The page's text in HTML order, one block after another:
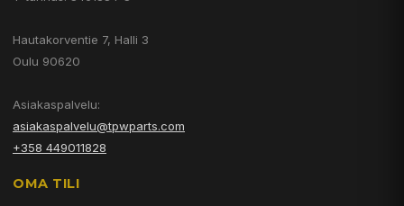
Hautakorventie 7, Halli 3
Oulu 90620
Asiakaspalvelu:
asiakaspalvelu@tpwparts.com
+358 449011828
OMA TILI